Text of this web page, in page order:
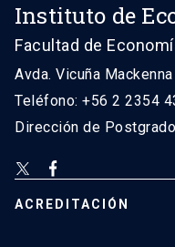
Instituto de
Facultad de
Avda. Vicuña
Teléfono: +56 2 2354
Dirección de
ACREDITACIÓN